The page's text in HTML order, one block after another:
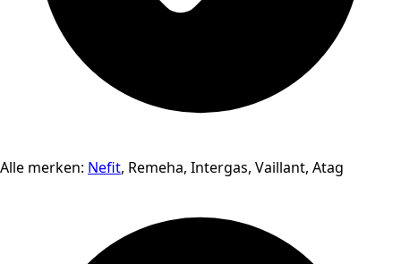
Alle merken: Nefit, Remeha, Intergas, Vaillant, Atag